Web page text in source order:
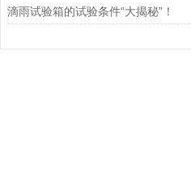
滴雨试验箱的试验条件“大揭秘”！